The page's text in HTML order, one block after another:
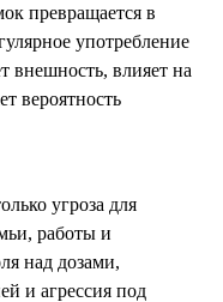
превращается в
употребление
внешность, влияет на
вероятность
угроза для
работы и
над дозами,
и агрессия под